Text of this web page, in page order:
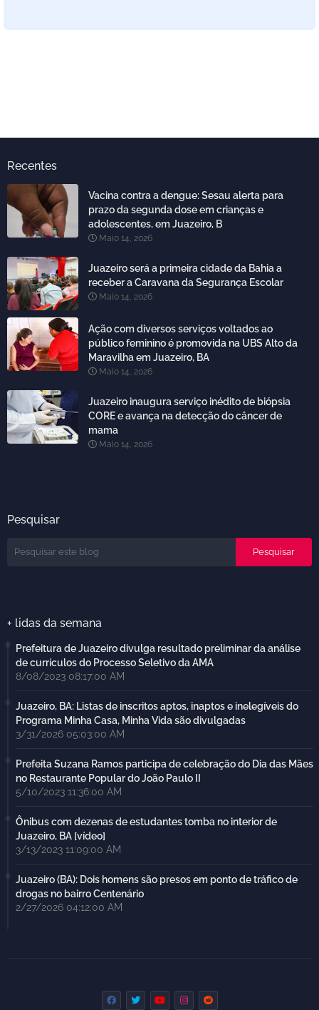
Recentes
Vacina contra a dengue: Sesau alerta para
prazo da segunda dose em crianças e
adolescentes, em Juazeiro, B
Maio 14, 2026
Juazeiro será a primeira cidade da Bahia a
receber a Caravana da Segurança Escolar
Maio 14, 2026
Ação com diversos serviços voltados ao
público feminino é promovida na UBS Alto da
Maravilha em Juazeiro, BA
Maio 14, 2026
Juazeiro inaugura serviço inédito de biópsia
CORE e avança na detecção do câncer de
mama
Maio 14, 2026
Pesquisar
+ lidas da semana
Prefeitura de Juazeiro divulga resultado preliminar da análise
de currículos do Processo Seletivo da AMA
8/08/2023 08:17:00 AM
Juazeiro, BA: Listas de inscritos aptos, inaptos e inelegíveis do
Programa Minha Casa, Minha Vida são divulgadas
3/31/2026 05:03:00 AM
Prefeita Suzana Ramos participa de celebração do Dia das Mães
no Restaurante Popular do João Paulo II
5/10/2023 11:36:00 AM
Ônibus com dezenas de estudantes tomba no interior de
Juazeiro, BA [vídeo]
3/13/2023 11:09:00 AM
Juazeiro (BA): Dois homens são presos em ponto de tráfico de
drogas no bairro Centenário
2/27/2026 04:12:00 AM